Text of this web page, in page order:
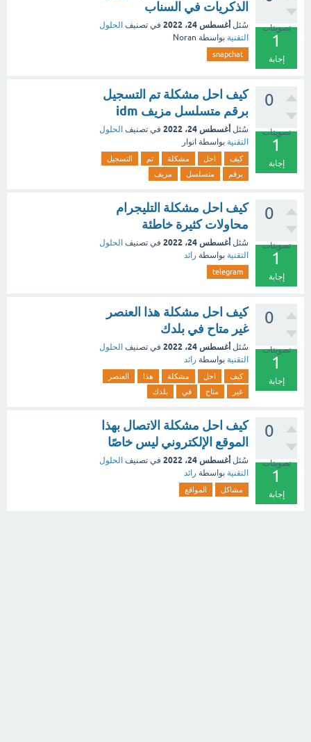
تصويتات
1
إجابة
الذكريات في السناب
سُئل أغسطس 24، 2022 في تصنيف الحلول
التقنية بواسطة Noran
snapchat
0
تصويتات
1
إجابة
كيف احل مشكلة تم التسجيل
برقم متسلسل مزيف idm
سُئل أغسطس 24، 2022 في تصنيف الحلول
التقنية بواسطة انوار
كيف احل مشكلة تم
التسجيل
برقم
متسلسل مزيف
0
تصويتات
1
إجابة
كيف احل مشكلة التليجرام
محاولات كثيرة خاطئة
سُئل أغسطس 24، 2022 في تصنيف الحلول
التقنية بواسطة رائد
telegram
0
تصويتات
1
إجابة
كيف احل مشكلة هذا العنصر
غير متاح في بلدك
سُئل أغسطس 24، 2022 في تصنيف الحلول
التقنية بواسطة رائد
كيف احل مشكلة هذا
العنصر
غير
متاح في بلدك
0
تصويتات
1
إجابة
كيف احل مشكلة الاتصال بهذا
الموقع الإلكتروني ليس خاصًا
سُئل أغسطس 24، 2022 في تصنيف الحلول
التقنية بواسطة رائد
مشاكل المواقع